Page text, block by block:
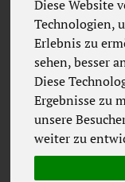
Diese Website
Technologien,
Erlebnis zu
sehen, besser
Diese
Ergebnisse zu
unsere
weiter zu
Hersteller
Allergene